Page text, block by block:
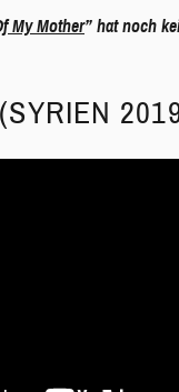
My Mother” hat noch